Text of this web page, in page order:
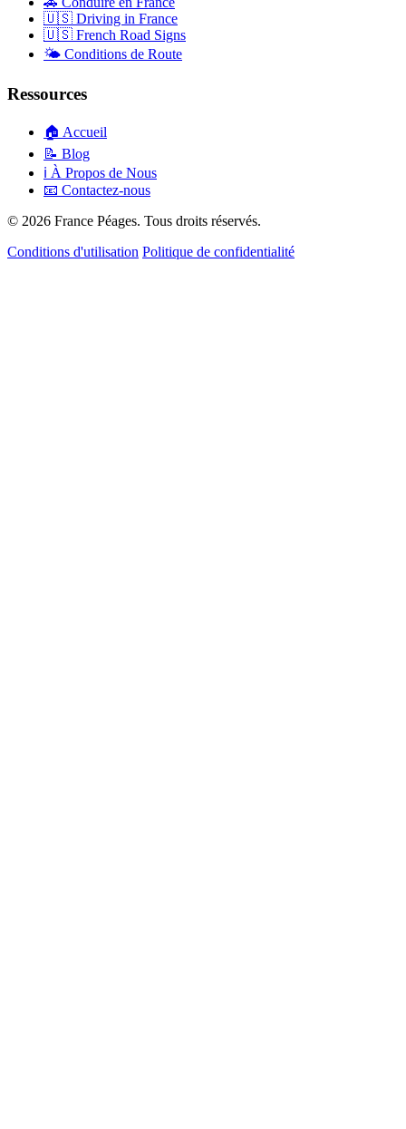
🇺🇸 Driving in France
🇺🇸 French Road Signs
🌤️ Conditions de Route
Ressources
🏠 Accueil
📝 Blog
ℹ️ À Propos de Nous
📧 Contactez-nous
© 2026 France Péages. Tous droits réservés.
Conditions d'utilisation Politique de confidentialité